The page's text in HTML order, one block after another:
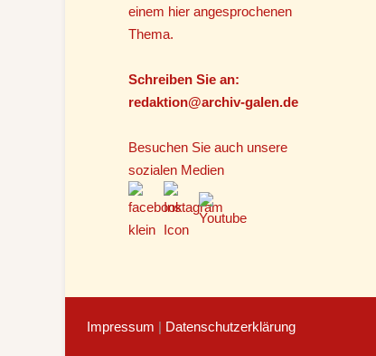
einem hier angesprochenen
Thema.
Schreiben Sie an:
redaktion@archiv-galen.de
Besuchen Sie auch unsere
sozialen Medien
Impressum | Datenschutzerklärung